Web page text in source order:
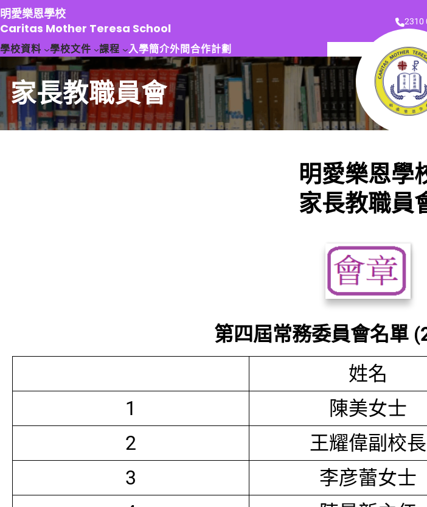
跳
至
主
要
容
明愛樂恩學校
Caritas Mother Teresa School
2310
學校資料 學校文件 課程 入學簡介外間合作計劃
家長教職員會
明愛樂恩學
家長教職員
第四屆常務委員會名單
姓名
1
陳美女士
2
王耀偉副校長
3
李彦蕾女士